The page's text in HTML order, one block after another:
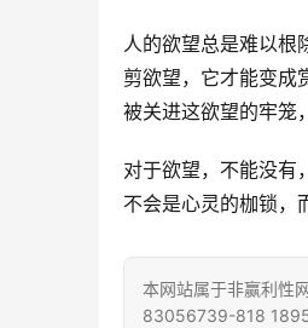
人的欲望总是难以根
剪欲望，它才能变成
被关进这欲望的牢笼
对于欲望，不能没有
不会是心灵的枷锁，
本网站属于非赢利性
83056739-818